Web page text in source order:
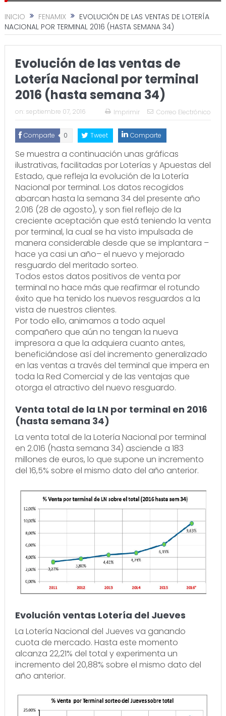
INICIO FENAMIX
EVOLUCIÓN DE LAS VENTAS DE LOTERÍA
NACIONAL POR TERMINAL 2016 (HASTA SEMANA 34)
Evolución de las ventas de
Lotería Nacional por terminal
2016 (hasta semana 34)
on: septiembre 07, 2016 Imprimir Correo Electrónico
Comparte 0 Tweet Comparte
Se muestra a continuación unas gráficas
ilustrativas, facilitadas por Loterías y Apuestas del
Estado, que refleja la evolución de la Lotería
Nacional por terminal. Los datos recogidos
abarcan hasta la semana 34 del presente año
2.016 (28 de agosto), y son fiel reflejo de la
creciente aceptación que está teniendo la venta
por terminal, la cual se ha visto impulsada de
manera considerable desde que se implantara –
hace ya casi un año– el nuevo y mejorado
resguardo del meritado sorteo.
Todos estos datos positivos de venta por
terminal no hace más que reafirmar el rotundo
éxito que ha tenido los nuevos resguardos a la
vista de nuestros clientes.
Por todo ello, animamos a todo aquel
compañero que aún no tengan la nueva
impresora a que la adquiera cuanto antes,
beneficiándose así del incremento generalizado
en las ventas a través del terminal que impera en
toda la Red Comercial y de las ventajas que
otorga el atractivo del nuevo resguardo.
Venta total de la LN por terminal en 2016
(hasta semana 34)
La venta total de la Lotería Nacional por terminal
en 2.016 (hasta semana 34) asciende a 183
millones de euros, lo que supone un incremento
del 16,5% sobre el mismo dato del año anterior.
Evolución ventas Lotería del Jueves
La Lotería Nacional del Jueves va ganando
cuota de mercado. Hasta este momento
alcanza 22,21% del total y experimenta un
incremento del 20,88% sobre el mismo dato del
año anterior.